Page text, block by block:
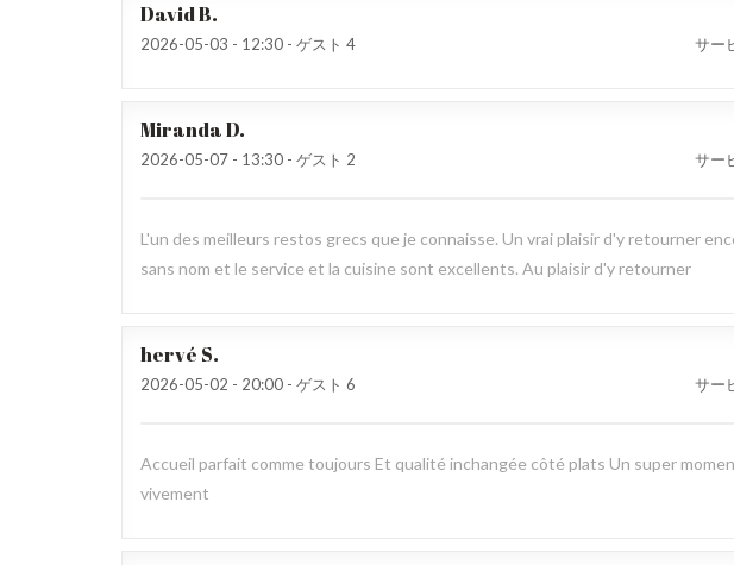
DavidB
2026-05-03 - 12:30 - ゲスト 4 サー
MirandaD
2026-05-07 - 13:30 - ゲスト 2 サー
L'un des meilleurs restos grecs que je connaisse. Un vrai plaisir d'y retourner
sans nom et le service et la cuisine sont excellents. Au plaisir d'y retourner
hervé S
2026-05-02 - 20:00 - ゲスト 6 サー
Accueil parfait comme toujours Et qualité inchangée côté plats Un super
vivement